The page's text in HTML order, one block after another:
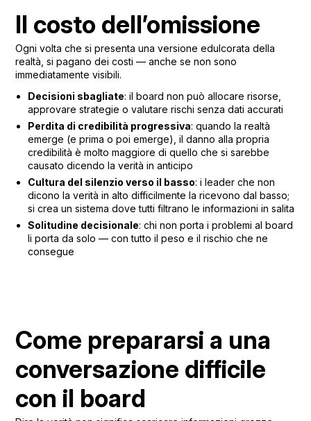
Il costo dell’omissione
Ogni volta che si presenta una versione edulcorata della
realtà, si pagano dei costi — anche se non sono
immediatamente visibili.
Decisioni sbagliate: il board non può allocare risorse,
approvare strategie o valutare rischi senza dati accurati
Perdita di credibilità progressiva: quando la realtà
emerge (e prima o poi emerge), il danno alla propria
credibilità è molto maggiore di quello che si sarebbe
causato dicendo la verità in anticipo
Cultura del silenzio verso il basso: i leader che non
dicono la verità in alto difficilmente la ricevono dal basso;
si crea un sistema dove tutti filtrano le informazioni in salita
Solitudine decisionale: chi non porta i problemi al board
li porta da solo — con tutto il peso e il rischio che ne
consegue
Come prepararsi a una
conversazione difficile
con il board